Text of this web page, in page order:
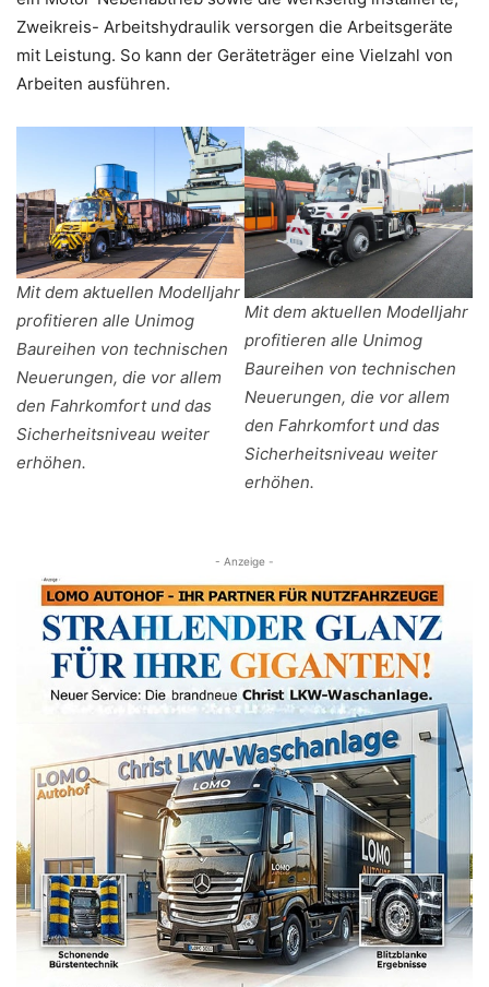
Zweikreis- Arbeitshydraulik versorgen die Arbeitsgeräte
mit Leistung. So kann der Geräteträger eine Vielzahl von
Arbeiten ausführen.
Mit dem aktuellen Modelljahr
profitieren alle Unimog
Baureihen von technischen
Neuerungen, die vor allem
den Fahrkomfort und das
Sicherheitsniveau weiter
erhöhen.
Mit dem aktuellen Modelljahr
profitieren alle Unimog
Baureihen von technischen
Neuerungen, die vor allem
den Fahrkomfort und das
Sicherheitsniveau weiter
erhöhen.
- Anzeige -